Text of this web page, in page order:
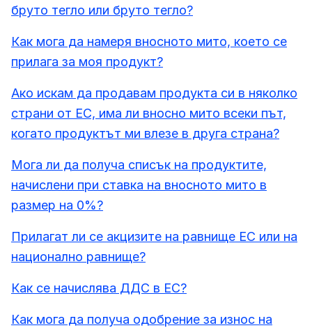
бруто тегло или бруто тегло?
Как мога да намеря вносното мито, което се
прилага за моя продукт?
Ако искам да продавам продукта си в няколко
страни от ЕС, има ли вносно мито всеки път,
когато продуктът ми влезе в друга страна?
Мога ли да получа списък на продуктите,
начислени при ставка на вносното мито в
размер на 0%?
Прилагат ли се акцизите на равнище ЕС или на
национално равнище?
Как се начислява ДДС в ЕС?
Как мога да получа одобрение за износ на